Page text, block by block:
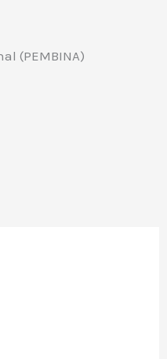
(PEMBINA)